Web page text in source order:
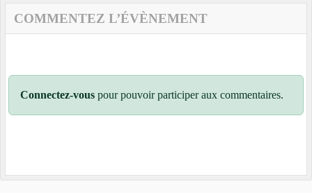
COMMENTEZ L’ÉVÈNEMENT
Connectez-vous pour pouvoir participer aux commentaires.